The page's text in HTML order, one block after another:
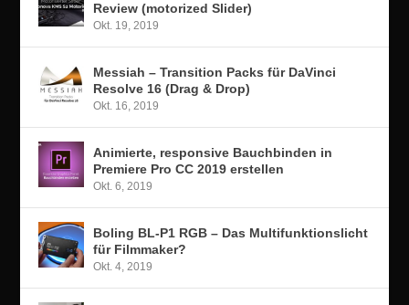
Review (motorized Slider)
Okt. 19, 2019
Messiah – Transition Packs für DaVinci
Resolve 16 (Drag & Drop)
Okt. 16, 2019
Animierte, responsive Bauchbinden in
Premiere Pro CC 2019 erstellen
Okt. 6, 2019
Boling BL-P1 RGB – Das Multifunktionslicht
für Filmmaker?
Okt. 4, 2019